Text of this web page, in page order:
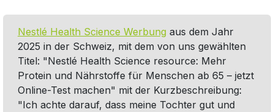
Nestlé Health Science Werbung aus dem Jahr
2025 in der Schweiz, mit dem von uns gewählten
Titel: "Nestlé Health Science resource: Mehr
Protein und Nährstoffe für Menschen ab 65 – jetzt
Online-Test machen" mit der Kurzbeschreibung:
"Ich achte darauf, dass meine Tochter gut und